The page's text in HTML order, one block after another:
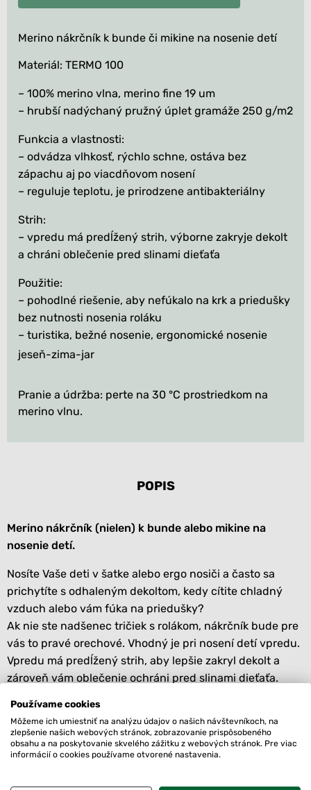
Merino nákrčník k bunde či mikine na nosenie detí
Materiál: TERMO 100
– 100% merino vlna, merino fine 19 um
– hrubší nadýchaný pružný úplet gramáže 250 g/m2
Funkcia a vlastnosti:
– odvádza vlhkosť, rýchlo schne, ostáva bez
zápachu aj po viacdňovom nosení
– reguluje teplotu, je prirodzene antibakteriálny
Strih:
– vpredu má predĺžený strih, výborne zakryje dekolt
a chráni oblečenie pred slinami dieťaťa
Použitie:
– pohodlné riešenie, aby nefúkalo na krk a priedušky
bez nutnosti nosenia roláku
– turistika, bežné nosenie, ergonomické nosenie
jeseň-zima-jar
Pranie a údržba: perte na 30 °C prostriedkom na
merino vlnu.
POPIS
Merino nákrčník (nielen) k bunde alebo mikine na
nosenie detí.
Nosíte Vaše deti v šatke alebo ergo nosiči a často sa
prichytíte s odhaleným dekoltom, kedy cítite chladný
vzduch alebo vám fúka na priedušky?
Ak nie ste nadšenec tričiek s rolákom, nákrčník bude pre
vás to pravé orechové. Vhodný je pri nosení detí vpredu.
Vpredu má predĺžený strih, aby lepšie zakryl dekolt a
zároveň vám oblečenie ochráni pred slinami dieťaťa.
Zloženie: 100% merino vlna
Metráž je pletená v EÚ. Navrhnuté a ušité v našej dielni
Froggywear na Slovensku.
Používame cookies
Môžeme ich umiestniť na analýzu údajov o našich návštevníkoch, na
zlepšenie našich webových stránok, zobrazovanie prispôsobeného
obsahu a na poskytovanie skvelého zážitku z webových stránok. Pre viac
informácií o cookies používame otvorené nastavenia.